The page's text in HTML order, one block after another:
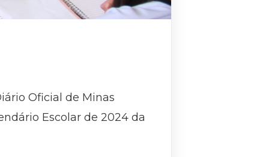
Oficial de Minas
Escolar de 2024 da